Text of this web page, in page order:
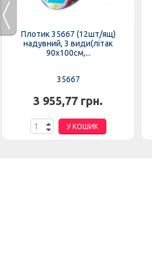
Плотик 35667 (12шт/ящ)
надувний, 3 види(літак
90х100см,...
35667
3 955,77 грн.
У КОШИК